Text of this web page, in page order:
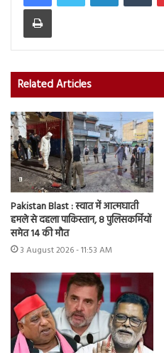
Print
Related Articles
Pakistan Blast : स्वात में आत्मघाती
हमले से दहला पाकिस्तान, 8 पुलिसकर्मियों
समेत 14 की मौत
3 August 2026 - 11:53 AM